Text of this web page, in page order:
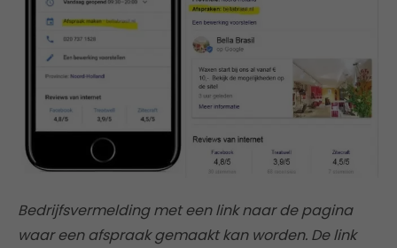
Bedrijfsvermelding met een link naar de pagina
waar een afspraak gemaakt kan worden. De link